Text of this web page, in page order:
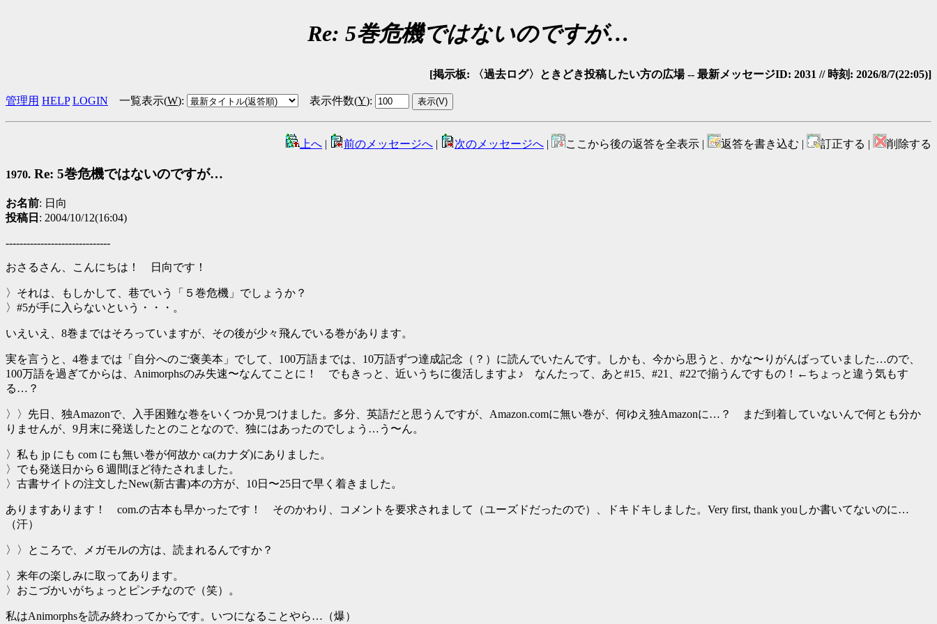
Re: 5巻危機ではないのですが…
[掲示板: 〈過去ログ〉ときどき投稿したい方の広場 -- 最新メッセージID: 2031 // 時刻: 2026/8/7(22:05)]
管理用 HELP LOGIN 一覧表示(W): 表示件数(Y):
上へ | 前のメッセージへ | 次のメッセージへ | ここから後の返答を全表示 | 返答を書き込む | 訂正する | 削除する
1970. Re: 5巻危機ではないのですが…
お名前: 日向
投稿日 : 2004/10/12(16:04)
------------------------------
おさるさん、こんにちは！ 日向です！
〉それは、もしかして、巷でいう「５巻危機」でしょうか？
〉#5が手に入らないという・・・。
いえいえ、8巻まではそろっていますが、その後が少々飛んでいる巻があります。
実を言うと、4巻までは「自分へのご褒美本」でして、100万語までは、10万語ずつ達成記念（？）に読んでいたんです。しかも、今から思うと、かな〜りがんばっていました…ので、
100万語を過ぎてからは、Animorphsのみ失速〜なんてことに！ でもきっと、近いうちに復活しますよ♪ なんたって、あと#15、#21、#22で揃うんですもの！←ちょっと違う気もす
る…？
〉〉先日、独Amazonで、入手困難な巻をいくつか見つけました。多分、英語だと思うんですが、Amazon.comに無い巻が、何ゆえ独Amazonに…？ まだ到着していないんで何とも分か
りませんが、9月末に発送したとのことなので、独にはあったのでしょう…う〜ん。
〉私も jp にも com にも無い巻が何故か ca(カナダ)にありました。
〉でも発送日から６週間ほど待たされました。
〉古書サイトの注文したNew(新古書)本の方が、10日〜25日で早く着きました。
ありますあります！ com.の古本も早かったです！ そのかわり、コメントを要求されまして（ユーズドだったので）、ドキドキしました。Very first, thank youしか書いてないのに…
（汗）
〉〉ところで、メガモルの方は、読まれるんですか？
〉来年の楽しみに取ってあります。
〉おこづかいがちょっとピンチなので（笑）。
私はAnimorphsを読み終わってからです。いつになることやら…（爆）